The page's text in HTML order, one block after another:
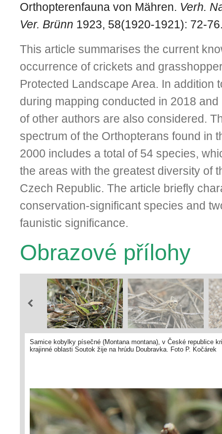
Orthopterenfauna von Mähren. Verh.
Ver. Brünn 1923, 58(1920-1921): 72-
This article summarises the current
occurrence of crickets and
Protected Landscape Area. In addition
during mapping conducted in 2018
of other authors are also considered.
spectrum of the Orthopterans found in
2000 includes a total of 54 species,
the areas with the greatest diversity of
Czech Republic. The article briefly
conservation-significant species and
faunistic significance.
Obrazové přílohy
Samice kobylky písečné (Montana montana), v České republice
krajinné oblasti Soutok žije na hrúdu Doubravka. Foto P. Kočárek